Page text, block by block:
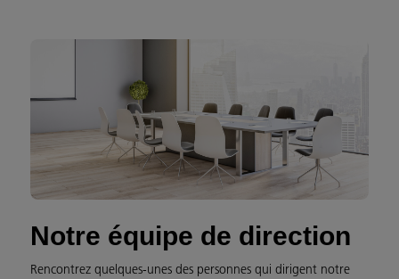
Notre équipe de direction
Rencontrez quelques-unes des personnes qui dirigent notre